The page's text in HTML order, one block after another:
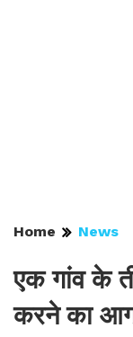
Home News
एक गांव के
करने का